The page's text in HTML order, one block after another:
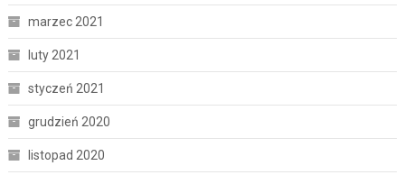
marzec 2021
luty 2021
styczeń 2021
grudzień 2020
listopad 2020